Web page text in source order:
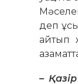
деп
айтып
–